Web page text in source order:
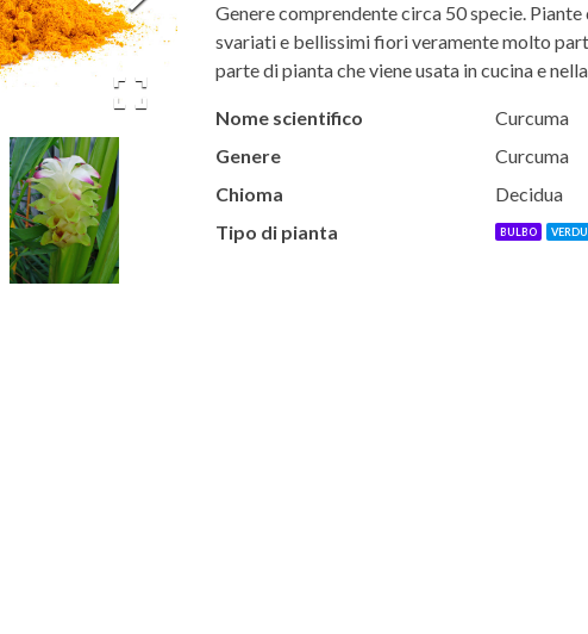
Genere comprendente circa 50 specie.
svariati e bellissimi fiori veramente molto
parte di pianta che viene usata in cucina e
Nome scientifico
Curcuma
Genere
Curcuma
Chioma
Decidua
Tipo di pianta
BULBO